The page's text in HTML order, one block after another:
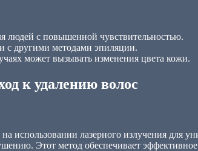
людей с повышенной чувствительностью.
с другими методами эпиляции.
может вызывать изменения цвета кожи.
к удалению волос
использовании лазерного излучения для
Этот метод обеспечивает